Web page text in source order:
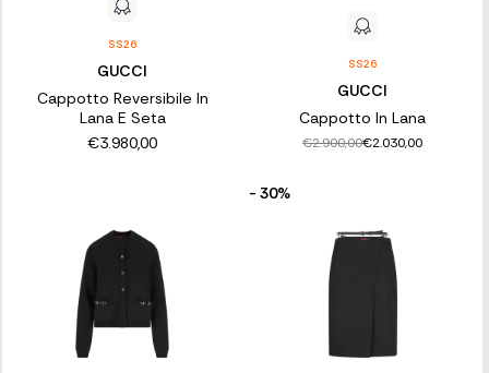
SS26
GUCCI
Cappotto Reversibile In
Lana E Seta
€3.980,00
SS26
GUCCI
Cappotto In Lana
€2.900,00€2.030,00
- 30%